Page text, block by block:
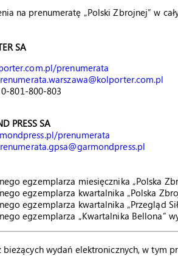
na prenumeratę „Polski Zbrojnej” w
SA
prenumerata
801-800-803
PRESS SA
prenumerata
egzemplarza miesięcznika „Polska
egzemplarza kwartalnika „Polska
egzemplarza kwartalnika „Przegląd
egzemplarza „Kwartalnika Bellona”
bieżących wydań elektronicznych, w tym